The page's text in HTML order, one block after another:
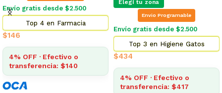
Envío gratis desde $2.500
Top 4 en Farmacia
$146
4% OFF · Efectivo o
transferencia: $140
Elegí tu zona
Envio Programable
Envío gratis desde $2.500
Top 3 en Higiene Gatos
$434
4% OFF · Efectivo o
transferencia: $417